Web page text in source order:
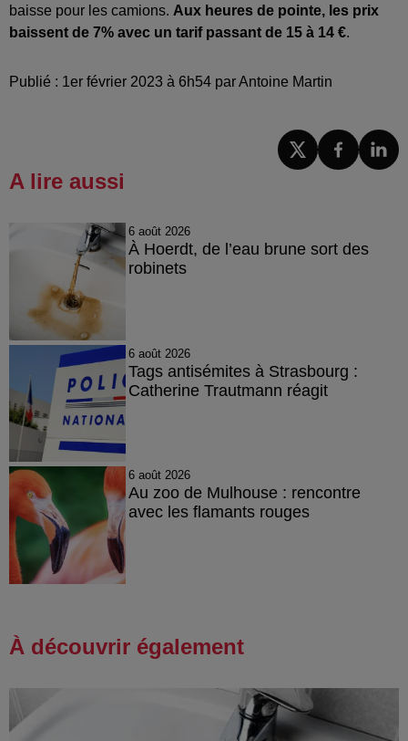
baisse pour les camions. Aux heures de pointe, les prix
baissent de 7% avec un tarif passant de 15 à 14 €.
Publié : 1er février 2023 à 6h54 par Antoine Martin
A lire aussi
6 août 2026
À Hoerdt, de l’eau brune sort des
robinets
6 août 2026
Tags antisémites à Strasbourg :
Catherine Trautmann réagit
6 août 2026
Au zoo de Mulhouse : rencontre
avec les flamants rouges
À découvrir également